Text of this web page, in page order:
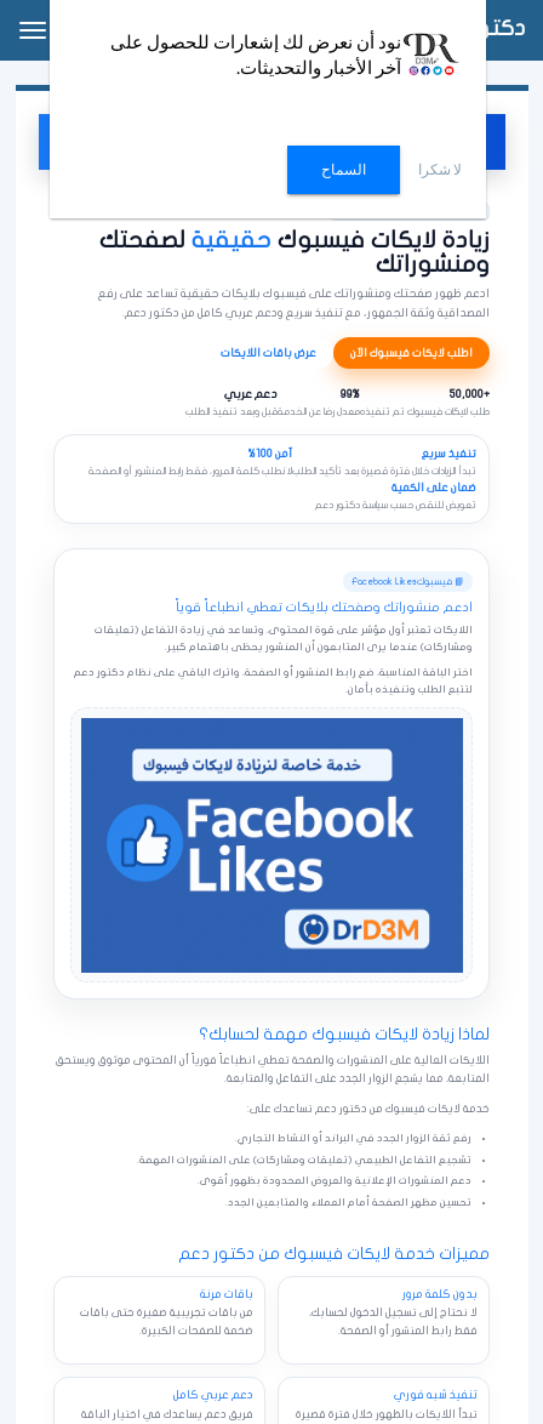
دكتور دعم
زيادة لايكات فيسبوك حقيقيةلصفحتك
ومنشوراتك
ادعم ظهور صفحتك ومنشوراتك على فيسبوك بلايكات حقيقية تساعد على رفع
المصداقية وثقة الجمهور، مع تنفيذ سريع ودعم عربي كامل من دكتور دعم.
اطلب لايكات فيسبوك الآن عرض باقات اللايكات
+50,000
طلب لايكات فيسبوك تم تنفيذه
99%
معدل رضا عن الخدمة
دعم عربي
قبل وبعد تنفيذ الطلب
تنفيذ سريع
تبدأ الزيادات خلال فترة قصيرة بعد تأكيد الطلب
آمن 100%
لا نطلب كلمة المرور، فقط رابط المنشور أو الصفحة
ضمان على الكمية
تعويض للنقص حسب سياسة دكتور دعم
📘 فيسبوكFacebook Likes
ادعم منشوراتك وصفحتك بلايكات تعطي انطباعاً قوياً
اللايكات تعتبر أول مؤشر على قوة المحتوى، وتساعد في زيادة التفاعل (تعليقات
ومشاركات) عندما يرى المتابعون أن المنشور يحظى باهتمام كبير.
اختر الباقة المناسبة، ضع رابط المنشور أو الصفحة، واترك الباقي على نظام دكتور دعم
لتتبع الطلب وتنفيذه بأمان.
لماذا زيادة لايكات فيسبوك مهمة لحسابك؟
اللايكات العالية على المنشورات والصفحة تعطي انطباعاً فورياً أن المحتوى موثوق ويستحق
المتابعة، مما يشجع الزوار الجدد على التفاعل والمتابعة.
خدمة لايكات فيسبوك من دكتور دعم تساعدك على:
رفع ثقة الزوار الجدد في البراند أو النشاط التجاري.
تشجيع التفاعل الطبيعي (تعليقات ومشاركات) على المنشورات المهمة.
دعم المنشورات الإعلانية والعروض المحدودة بظهور أقوى.
تحسين مظهر الصفحة أمام العملاء والمتابعين الجدد.
مميزات خدمة لايكات فيسبوك من دكتور دعم
بدون كلمة مرور
لا نحتاج إلى تسجيل الدخول لحسابك،
فقط رابط المنشور أو الصفحة.
باقات مرنة
من باقات تجريبية صغيرة حتى باقات
ضخمة للصفحات الكبيرة.
تنفيذ شبه فوري
تبدأ اللايكات بالظهور خلال فترة قصيرة
دعم عربي كامل
فريق دعم يساعدك في اختيار الباقة
نود أن نعرض لك إشعارات للحصول على
آخر الأخبار والتحديثات.
لا شكرا السماح